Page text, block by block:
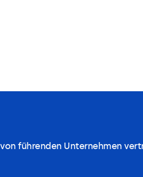
führenden Unternehmen